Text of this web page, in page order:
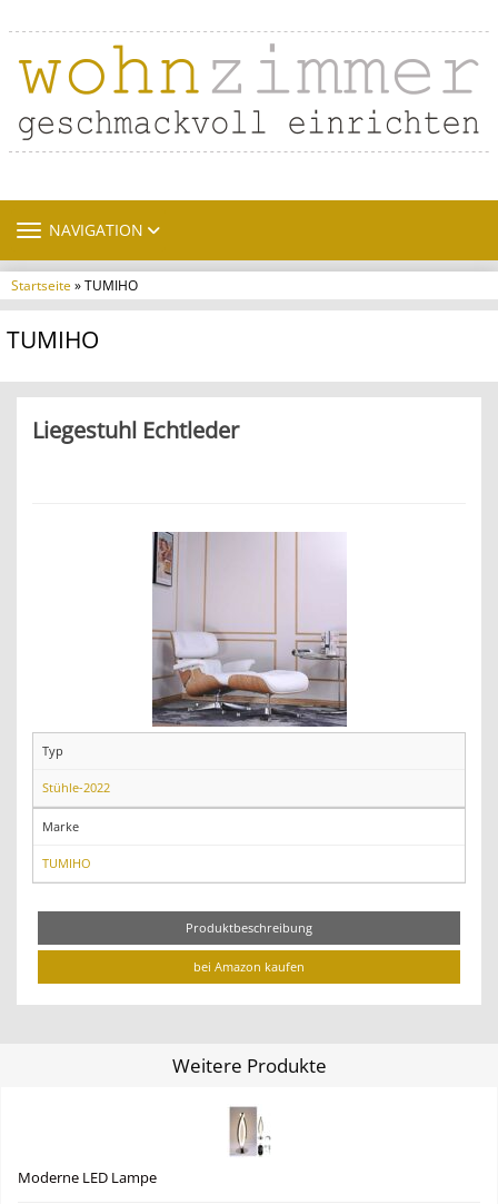
TOGGLE NAVIGATION
NAVIGATION
Startseite» TUMIHO
TUMIHO
Liegestuhl Echtleder
Typ
Stühle-2022
Marke
TUMIHO
Produktbeschreibung
bei Amazon kaufen
Weitere Produkte
Moderne LED Lampe